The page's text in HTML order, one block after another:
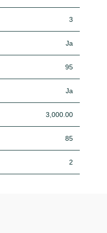
3
Ja
95
Ja
3,000.00
85
2